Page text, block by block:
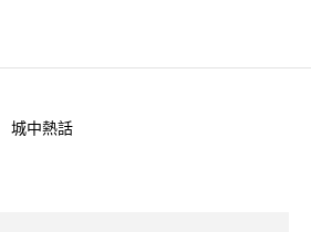
城中熱話